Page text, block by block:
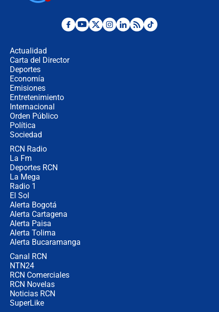
Desde dermatitis hasta infecciones:
Actualidad
Carta del Director
Deportes
Economía
Emisiones
Entretenimiento
Internacional
Orden Público
Política
Sociedad
RCN Radio
La Fm
Deportes RCN
La Mega
Radio 1
El Sol
Alerta Bogotá
Alerta Cartagena
Alerta Paisa
Alerta Tolima
Alerta Bucaramanga
Canal RCN
NTN24
RCN Comerciales
RCN Novelas
Noticias RCN
SuperLike